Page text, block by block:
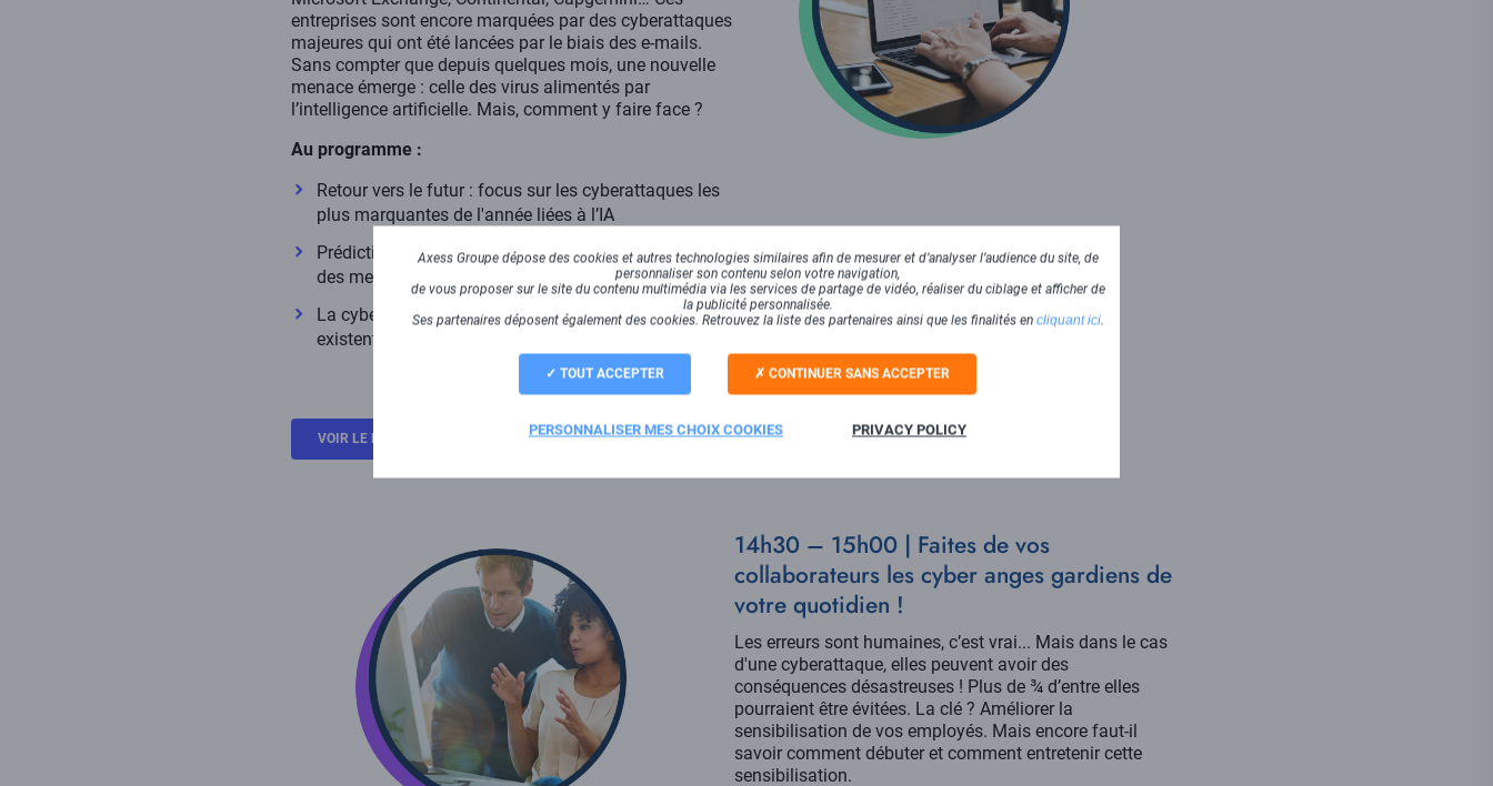
entreprises sont encore marquées par des cyberattaques
majeures qui ont été lancées par le biais des e-mails.
Sans compter que depuis quelques mois, une nouvelle
menace émerge : celle des virus alimentés par
l’intelligence artificielle. Mais, comment y faire face ?
Au programme :
Retour vers le futur : focus sur les cyberattaques les
plus marquantes de l'année liées à l’IA
Prédictions pour 2025 : un avenir plus sécurisévs
des menaces plus sophistiquées
La cybersécurité basée sur l'IA : quelles solutions
existent sur le marché et sont-elles fiables ?
VOIR LE REPLAY
14h30 – 15h00 | Faites de vos
collaborateurs les cyber anges gardiens de
votre quotidien !
Les erreurs sont humaines, c’est vrai... Mais dans le cas
d'une cyberattaque, elles peuvent avoir des
conséquences désastreuses ! Plus de ¾ d’entre elles
pourraient être évitées. La clé ? Améliorer la
sensibilisation de vos employés. Mais encore faut-il
savoir comment débuter et comment entretenir cette
sensibilisation.
Axess Groupe dépose des cookies et autres technologies similaires afin de mesurer et d’analyser l’audience du site, de
personnaliser son contenu selon votre navigation,
de vous proposer sur le site du contenu multimédia via les services de partage de vidéo, réaliser du ciblage et afficher de
la publicité personnalisée.
Ses partenaires déposent également des cookies. Retrouvez la liste des partenaires ainsi que les finalités en cliquant ici.
TOUT ACCEPTER CONTINUER SANS ACCEPTER
PERSONNALISER MES CHOIX COOKIES PRIVACY POLICY